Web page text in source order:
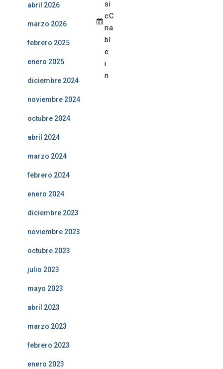
s
c
ri
b
e
i
n
i
C
a
l
abril 2026
marzo 2026
febrero 2025
enero 2025
diciembre 2024
noviembre 2024
octubre 2024
abril 2024
marzo 2024
febrero 2024
enero 2024
diciembre 2023
noviembre 2023
octubre 2023
julio 2023
mayo 2023
abril 2023
marzo 2023
febrero 2023
enero 2023